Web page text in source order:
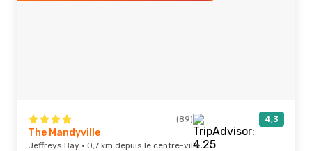
(89) 4,3
The Mandyville
Jeffreys Bay · 0,7 km depuis le centre-ville